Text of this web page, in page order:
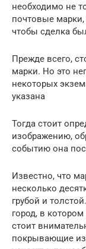
необходимо не
почтовые марки,
чтобы сделка
Прежде всего,
марки. Но это
некоторых
указана
Тогда стоит
изображению,
событию она
Известно, что
несколько
грубой и
город, в
стоит
покрывающие